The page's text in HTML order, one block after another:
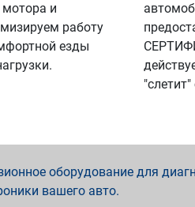
мотора и
работу
езды
оборудование для
вашего авто.